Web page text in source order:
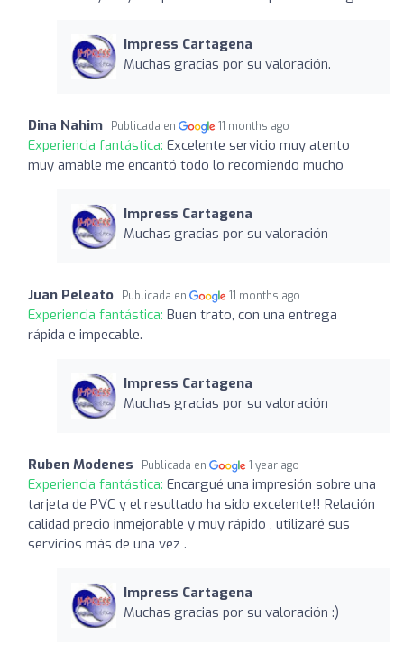
Impress Cartagena
Muchas gracias por su valoración.
Dina Nahim Publicada en 11 months ago
Experiencia fantástica: Excelente servicio muy atento
muy amable me encantó todo lo recomiendo mucho
Impress Cartagena
Muchas gracias por su valoración
Juan Peleato Publicada en 11 months ago
Experiencia fantástica: Buen trato, con una entrega
rápida e impecable.
Impress Cartagena
Muchas gracias por su valoración
Ruben Modenes Publicada en 1 year ago
Experiencia fantástica: Encargué una impresión sobre una
tarjeta de PVC y el resultado ha sido excelente!! Relación
calidad precio inmejorable y muy rápido , utilizaré sus
servicios más de una vez .
Impress Cartagena
Muchas gracias por su valoración :)